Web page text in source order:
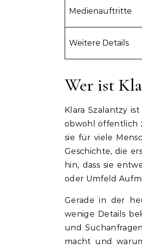
Medienauftritte
Weitere Details
Wer ist
Klara Szalantzy
obwohl öffentlich
sie für viele
Geschichte, die
hin, dass sie
oder Umfeld
Gerade in der
wenige Details
und
macht und